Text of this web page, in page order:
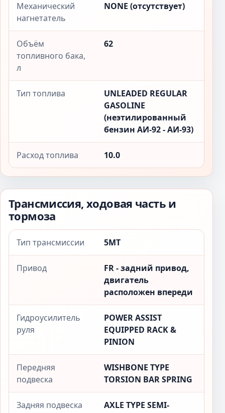
Механический
нагнетатель
NONE (отсутствует)
Объём
топливного бака,
л
62
Тип топлива
UNLEADED REGULAR
GASOLINE
(неэтилированный
бензин АИ-92 - АИ-93)
Расход топлива 10.0
Трансмиссия, ходовая часть и
тормоза
Тип трансмиссии 5MT
Привод
FR - задний привод,
двигатель
расположен впереди
Гидроусилитель
руля
POWER ASSIST
EQUIPPED RACK &
PINION
Передняя
подвеска
WISHBONE TYPE
TORSION BAR SPRING
Задняя подвеска
AXLE TYPE SEMI-